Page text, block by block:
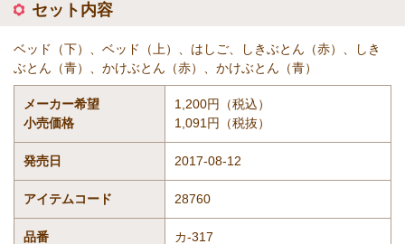
セット内容
ベッド（下）、ベッド（上）、はしご、しきぶとん（赤）、しき
ぶとん（青）、かけぶとん（赤）、かけぶとん（青）
メーカー希望
小売価格
1,200円（税込）
1,091円（税抜）
発売日 2017-08-12
アイテムコード 28760
品番 カ-317